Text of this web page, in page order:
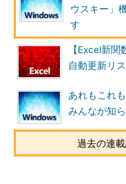
ウスキー」
す
【Excel新
自動更新リ
あれもこれ
みんなが知
過去の連